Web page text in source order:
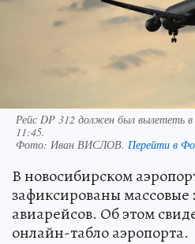
Рейс DP 312 должен был вылететь в
11:45.
Фото: Иван ВИСЛОВ. Перейти в
В новосибирском
зафиксированы
авиарейсов. Об этом
онлайн-табло аэропорта.